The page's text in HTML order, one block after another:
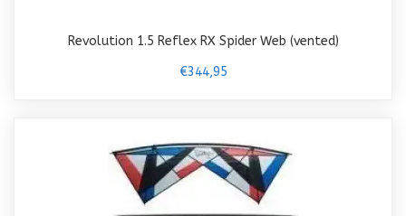
Revolution 1.5 Reflex RX Spider Web (vented)
€344,95